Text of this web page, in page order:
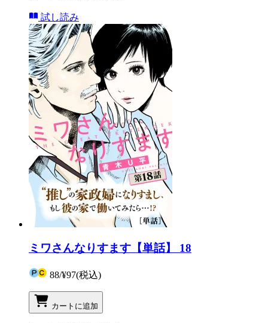
試し読み
ミワさんなりすます【単話】 18
88/¥97(税込)
カートに追加